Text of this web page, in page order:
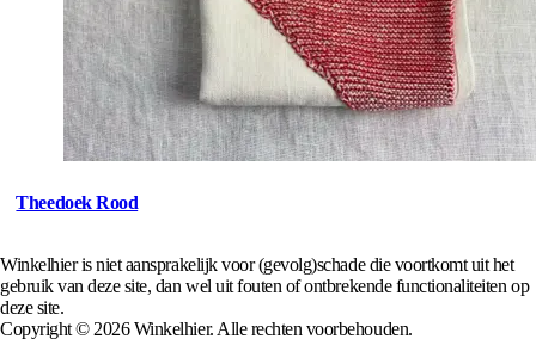
Theedoek Rood
Winkelhier is niet aansprakelijk voor (gevolg)schade die voortkomt uit het
gebruik van deze site, dan wel uit fouten of ontbrekende functionaliteiten op
deze site.
Copyright © 2026 Winkelhier. Alle rechten voorbehouden.